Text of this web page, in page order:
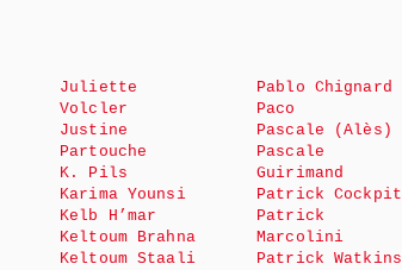
Juliette
Volcler
Justine
Partouche
K. Pils
Karima Younsi
Kelb H’mar
Keltoum Brahna
Keltoum Staali
Pablo Chignard
Paco
Pascale (Alès)
Pascale
Guirimand
Patrick Cockpit
Patrick
Marcolini
Patrick Watkins